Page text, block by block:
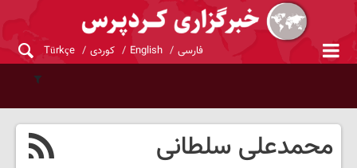
فارسی English کوردی Türkçe
محمدعلی سلطانی